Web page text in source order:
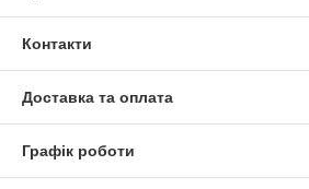
Контакти
Доставка та оплата
Графік роботи